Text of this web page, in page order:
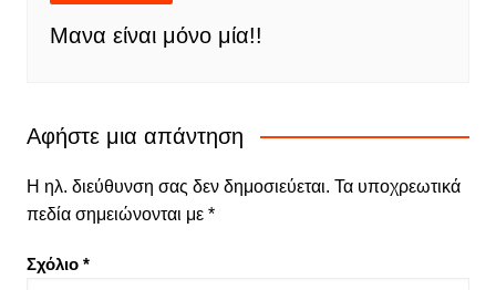
Μανα είναι μόνο μία!!
Αφήστε μια απάντηση
Η ηλ. διεύθυνση σας δεν δημοσιεύεται. Τα υποχρεωτικά
πεδία σημειώνονται με *
Σχόλιο *